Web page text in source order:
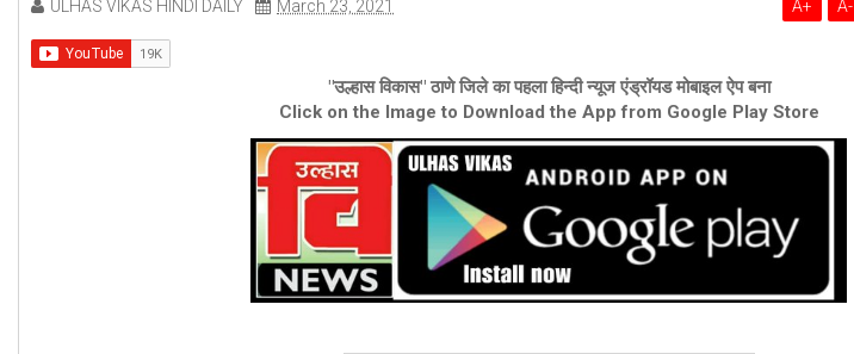
ULHAS VIKAS HINDI DAILY March 23, 2021 A+ A-
"उल्हास विकास" ठाणे जिले का पहला हिन्दी न्यूज एंड्रॉयड मोबाइल ऐप बना
Click on the Image to Download the App from Google Play Store